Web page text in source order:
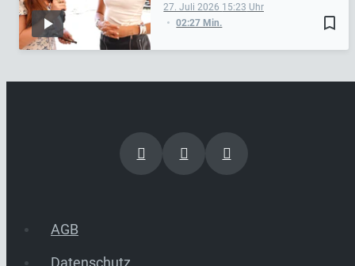
bookmark_border
27. Juli 2026 15:23
02:27 Min.
AGB
Datenschutz